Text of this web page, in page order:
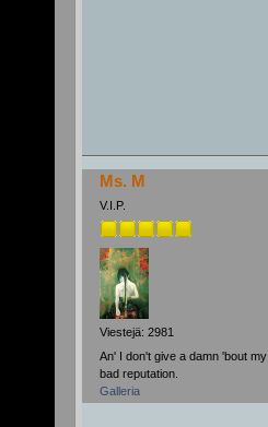
Ms. M
V.I.P.
Viestejä: 2981
An' I don't give a damn 'bout my
bad reputation.
Galleria